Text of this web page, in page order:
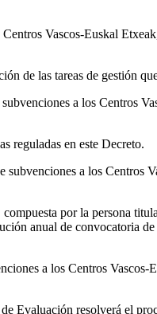
Vascos-Euskal
de las tareas de gestión
a los Centros
reguladas en este Decreto.
a los Centros
por la persona
anual de convocatoria
a los Centros Vascos-
Evaluación resolverá el